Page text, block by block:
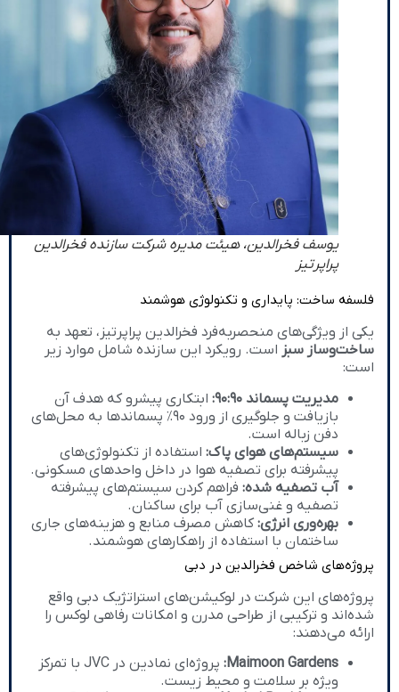
یوسف فخرالدین، هیئت مدیره شرکت سازنده فخرالدین
پراپرتیز
فلسفه ساخت: پایداری و تکنولوژی هوشمند
یکی از ویژگی‌های منحصر‌به‌فرد فخرالدین پراپرتیز، تعهد به
ساخت‌وساز سبز است. رویکرد این سازنده شامل موارد زیر
است:
مدیریت پسماند ۹۰:۹۰:
ابتکاری پیشرو که هدف آن
بازیافت و جلوگیری از ورود ۹۰٪ پسماندها به محل‌های
دفن زباله است.
سیستم‌های هوای پاک: استفاده از تکنولوژی‌های
پیشرفته برای تصفیه هوا در داخل واحدهای مسکونی.
آب تصفیه شده: فراهم کردن سیستم‌های پیشرفته
تصفیه و غنی‌سازی آب برای ساکنان.
بهره‌وری انرژی: کاهش مصرف منابع و هزینه‌های جاری
ساختمان با استفاده از راهکارهای هوشمند.
پروژه‌های شاخص فخرالدین در دبی
پروژه‌های این شرکت در لوکیشن‌های استراتژیک دبی واقع
شده‌اند و ترکیبی از طراحی مدرن و امکانات رفاهی لوکس را
ارائه می‌دهند:
Maimoon Gardens:
پروژه‌ای نمادین در JVC با تمرکز
ویژه بر سلامت و محیط زیست.